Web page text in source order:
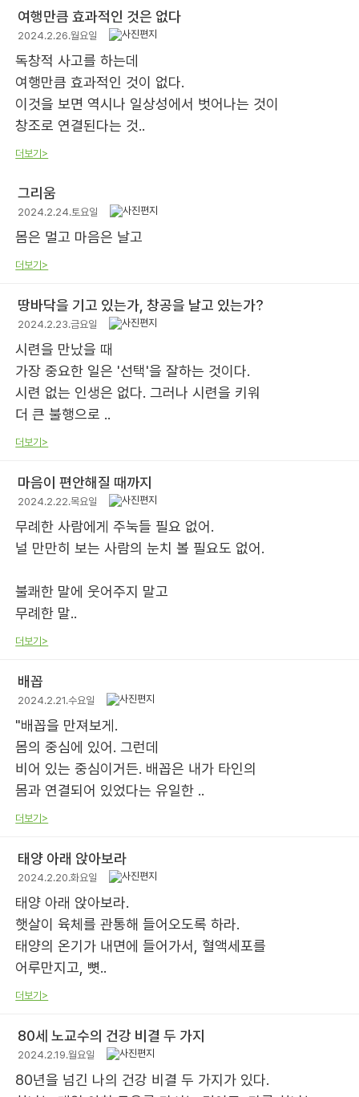
여행만큼 효과적인 것은 없다
2024.2.26.월요일
독창적 사고를 하는데
여행만큼 효과적인 것이 없다.
이것을 보면 역시나 일상성에서 벗어나는 것이
창조로 연결된다는 것..
더보기>
그리움
2024.2.24.토요일
몸은 멀고 마음은 날고
더보기>
땅바닥을 기고 있는가, 창공을 날고 있는가?
2024.2.23.금요일
시련을 만났을 때
가장 중요한 일은 '선택'을 잘하는 것이다.
시련 없는 인생은 없다. 그러나 시련을 키워
더 큰 불행으로 ..
더보기>
마음이 편안해질 때까지
2024.2.22.목요일
무례한 사람에게 주눅들 필요 없어.
널 만만히 보는 사람의 눈치 볼 필요도 없어.
불쾌한 말에 웃어주지 말고
무례한 말..
더보기>
배꼽
2024.2.21.수요일
"배꼽을 만져보게.
몸의 중심에 있어. 그런데
비어 있는 중심이거든. 배꼽은 내가 타인의
몸과 연결되어 있었다는 유일한 ..
더보기>
태양 아래 앉아보라
2024.2.20.화요일
태양 아래 앉아보라.
햇살이 육체를 관통해 들어오도록 하라.
태양의 온기가 내면에 들어가서, 혈액세포를
어루만지고, 뼛..
더보기>
80세 노교수의 건강 비결 두 가지
2024.2.19.월요일
80년을 넘긴 나의 건강 비결 두 가지가 있다.